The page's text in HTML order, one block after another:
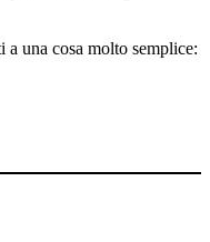
una cosa molto semplice: